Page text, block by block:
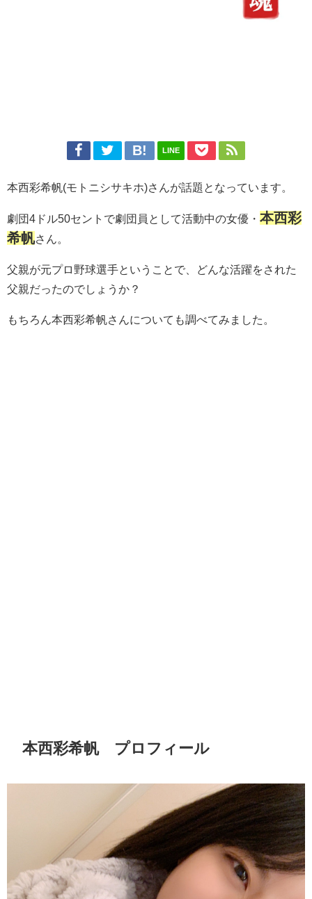
LINE
本西彩希帆(モトニシサキホ)さんが話題となっています。
劇団4ドル50セントで劇団員として活動中の女優・ 本西彩
希帆さん。
父親が元プロ野球選手ということで、どんな活躍をされた
父親だったのでしょうか？
もちろん本西彩希帆さんについても調べてみました。
本西彩希帆 プロフィール